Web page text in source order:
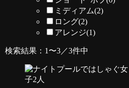
ミディアム(2)
ロング(2)
アレンジ(1)
検索結果：1〜3／3件中